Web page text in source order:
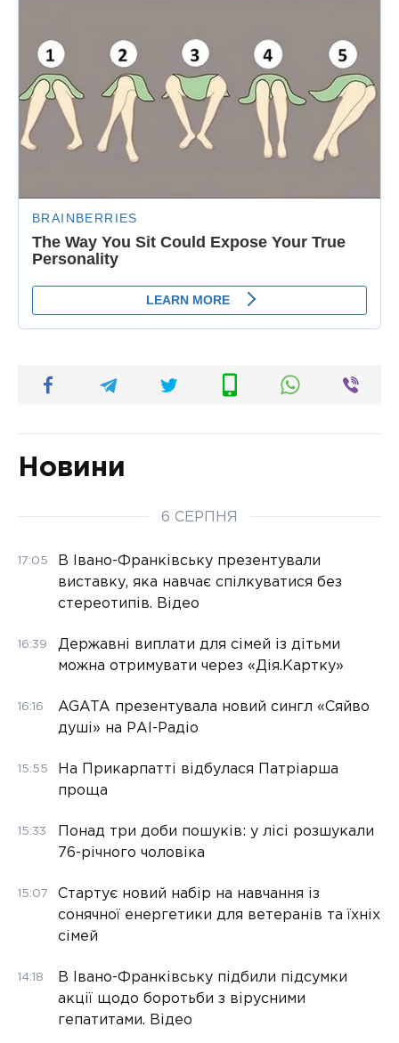
Новини
6 СЕРПНЯ
17:05
В Івано-Франківську презентували
виставку, яка навчає спілкуватися без
стереотипів. Відео
16:39
Державні виплати для сімей із дітьми
можна отримувати через «Дія.Картку»
16:16
AGATA презентувала новий сингл «Сяйво
душі» на РАІ-Радіо
15:55
На Прикарпатті відбулася Патріарша
проща
15:33
Понад три доби пошуків: у лісі розшукали
76-річного чоловіка
15:07
Стартує новий набір на навчання із
сонячної енергетики для ветеранів та їхніх
сімей
14:18
В Івано-Франківську підбили підсумки
акції щодо боротьби з вірусними
гепатитами. Відео